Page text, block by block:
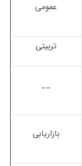
عمومی
تربیتی
__
بازاریابی